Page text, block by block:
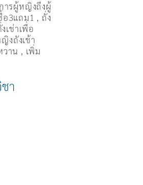
ารผู้หญิงถึงผู้
อ3แถม1 , ถั่ง
งเช่าเพื่อ
งถังเช้า
วาน , เพิ่ม
า